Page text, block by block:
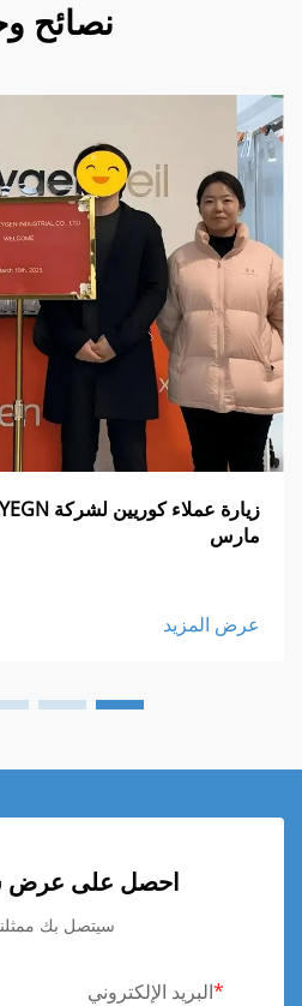
نصائح
مارس
عرض المزيد
احصل على عرض
سيتصل بك
البريد الإلكتروني